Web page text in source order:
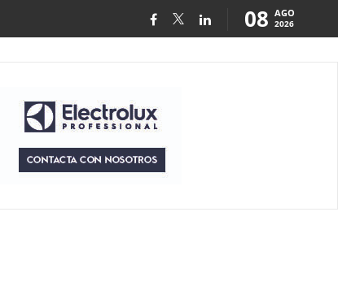
08 AGO
2026